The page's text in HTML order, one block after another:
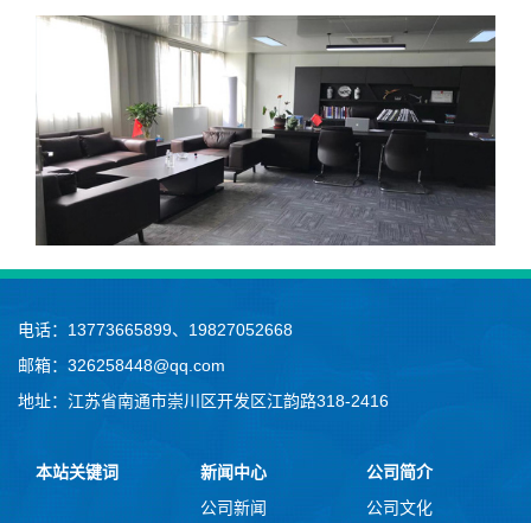
电话：13773665899、19827052668
邮箱：326258448@qq.com
地址：江苏省南通市崇川区开发区江韵路318-2416
本站关键词
新闻中心
公司新闻
公司简介
公司文化